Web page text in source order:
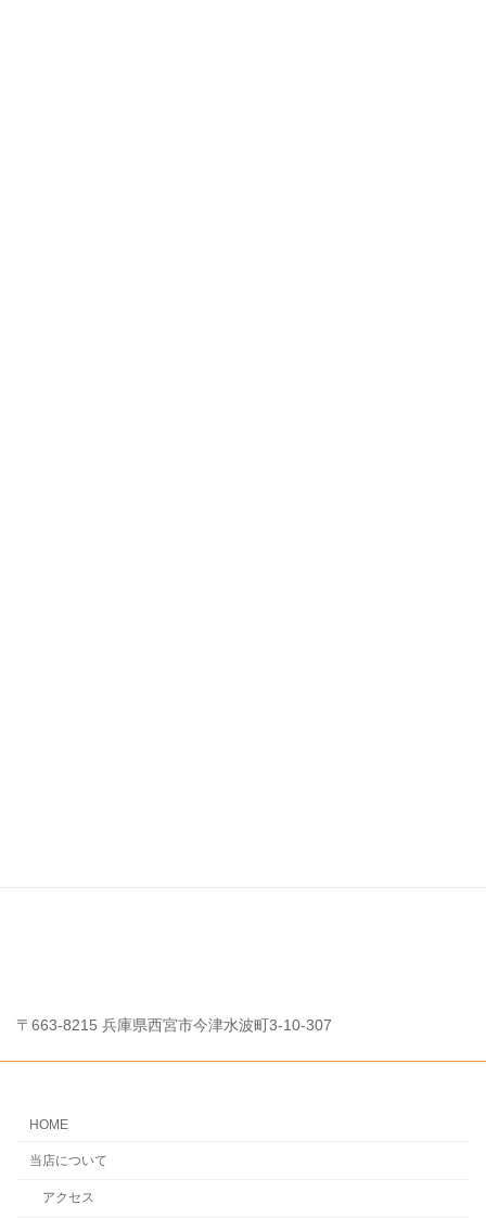
〒663-8215 兵庫県西宮市今津水波町3-10-307
HOME
当店について
アクセス